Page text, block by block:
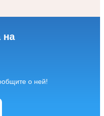
на
о ней!